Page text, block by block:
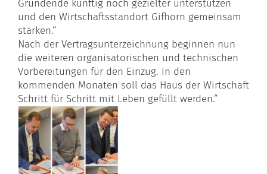
Gründende künftig noch gezielter unterstützen
und den Wirtschaftsstandort Gifhorn gemeinsam
stärken.“
Nach der Vertragsunterzeichnung beginnen nun
die weiteren organisatorischen und technischen
Vorbereitungen für den Einzug. In den
kommenden Monaten soll das Haus der Wirtschaft
Schritt für Schritt mit Leben gefüllt werden.“